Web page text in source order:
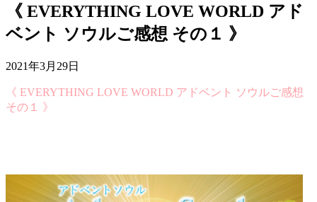
《 EVERYTHING LOVE WORLD アド
ベント ソウルご感想 その１ 》
2021年3月29日
《 EVERYTHING LOVE WORLD アドベント ソウルご感想
その１ 》